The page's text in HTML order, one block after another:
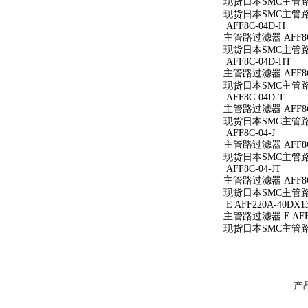
现货日本SMC主管
AFF8C-04D-H
主管路过滤器
现货日本SMC主管
AFF8C-04D-HT
主管路过滤器
现货日本SMC主管
AFF8C-04D-T
主管路过滤器
现货日本SMC主管
AFF8C-04-J
主管路过滤器
现货日本SMC主管
AFF8C-04-JT
主管路过滤器
现货日本SMC主管
E AFF220A-
主管路过滤器 E
现货日本SMC主管
产